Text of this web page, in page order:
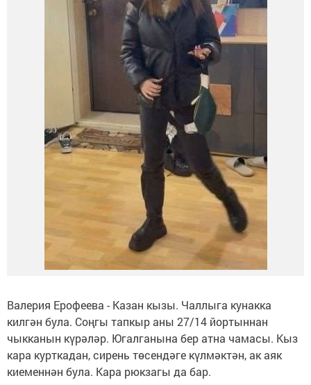
Валерия Ерофеева - Казан кызы. Чаллыга кунакка
килгән була. Соңгы тапкыр аны 27/14 йортыннан
чыкканын күрәләр. Югалганына бер атна чамасы. Кыз
кара курткадан, сирень төсендәге күлмәктән, ак аяк
киеменнән була. Кара рюкзагы да бар.